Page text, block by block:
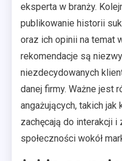
eksperta w branży.
publikowanie historii
oraz ich opinii na temat
rekomendacje są
niezdecydowanych
danej firmy. Ważne jest
angażujących, takich
zachęcają do interakcji
społeczności wokół